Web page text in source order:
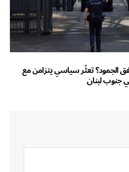
الجمود؟ تعثّر سياسي يتزامن مع
جنوب لبنان